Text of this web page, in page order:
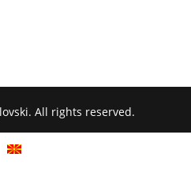
All rights reserved.